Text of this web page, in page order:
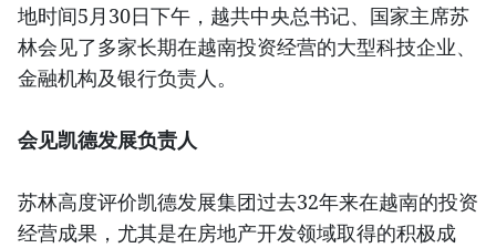
地时间5月30日下午，越共中央总书记、国家主席苏
林会见了多家长期在越南投资经营的大型科技企业、
金融机构及银行负责人。
会见凯德发展负责人
苏林高度评价凯德发展集团过去32年来在越南的投资
经营成果，尤其是在房地产开发领域取得的积极成